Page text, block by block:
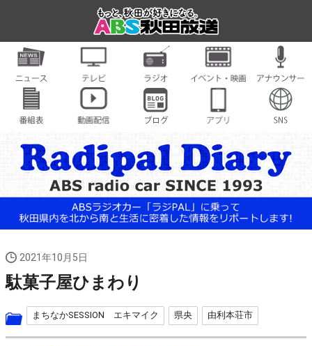
2021年10月5日
駄菓子屋ひまわり
まちなかSESSION エキマイク 県央 由利本荘市